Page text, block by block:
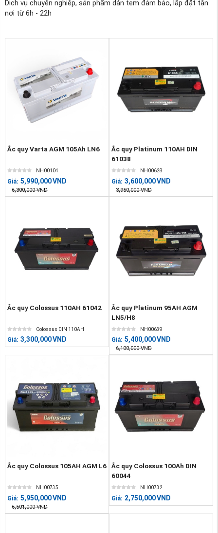
Dịch vụ chuyên nghiêp, sản phẩm dán tem đảm bảo, lắp đặt tận
nơi từ 6h - 22h
Ắc quy Varta AGM 105Ah LN6
NH00104
Giá: 5,990,000VND
6,300,000 VND
Ắc quy Platinum 110AH DIN
61038
NH00628
Giá: 3,600,000VND
3,950,000 VND
Ắc quy Colossus 110AH 61042
Colossus DIN 110AH
Giá: 3,300,000VND
Ắc quy Platinum 95AH AGM
LN5/H8
NH00639
Giá: 5,400,000VND
6,100,000 VND
Ắc quy Colossus 105AH AGM L6
NH00735
Giá: 5,950,000VND
6,501,000 VND
Ắc quy Colossus 100Ah DIN
60044
NH00732
Giá: 2,750,000VND